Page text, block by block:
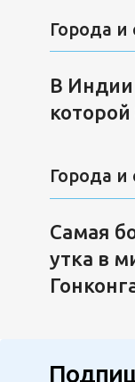
Города и
В Индии
Города и
Самая
утка в